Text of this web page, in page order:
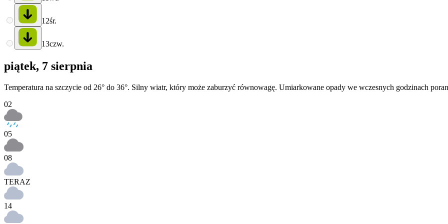
12śr.
13czw.
piątek, 7 sierpnia
Temperatura na szczycie od 26° do 36°. Silny wiatr, który może zaburzyć równowagę. Umiarkowane opady we wczesnych godzinach
02
05
08
TERAZ
14